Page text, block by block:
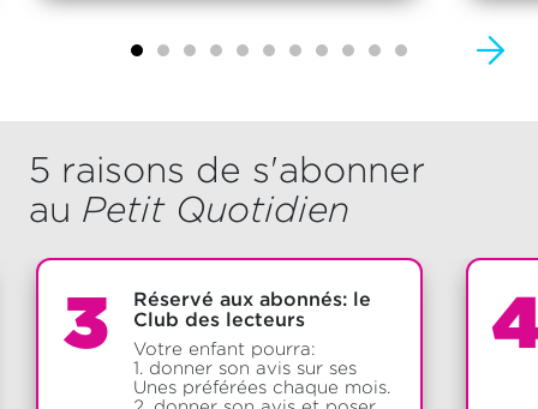
5 raisons de s'abonner
au Petit Quotidien
3
Réservé aux abonnés: le
Club des lecteurs
Votre enfant pourra:
1. donner son avis sur ses
Unes préférées chaque mois.